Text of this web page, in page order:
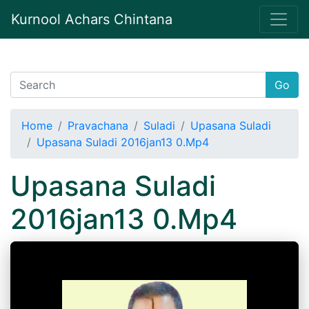
Kurnool Achars Chintana
Go
Home Pravachana Suladi
Upasana Suladi
Upasana Suladi 2016jan13 0.Mp4
Upasana Suladi
2016jan13 0.Mp4